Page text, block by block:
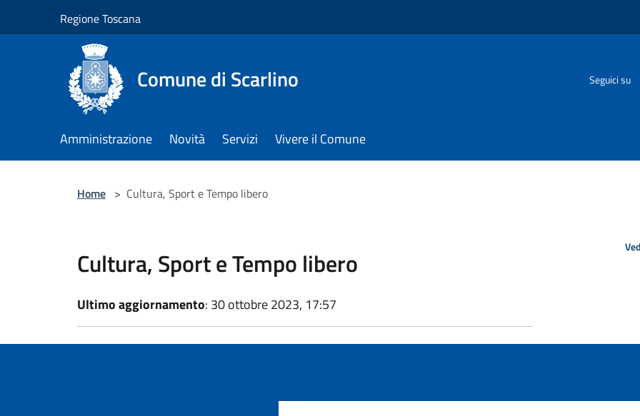
Regione Toscana
Comune di Scarlino Seguici su
Amministrazione Novità Servizi Vivere il Comune
Home > Cultura, Sport e Tempo libero
Cultura, Sport e Tempo libero
Ultimo aggiornamento: 30 ottobre 2023, 17:57